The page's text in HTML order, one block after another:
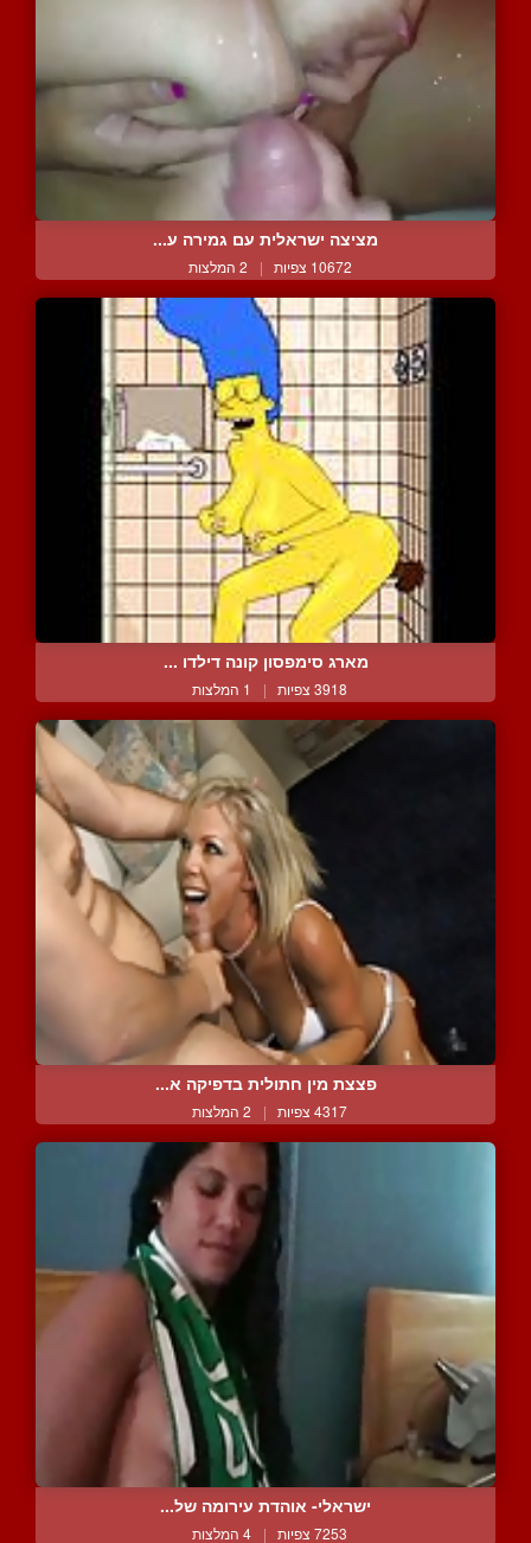
מציצה ישראלית עם גמירה ע...
10672 צפיות | 2 המלצות
מארג סימפסון קונה דילדו ...
3918 צפיות | 1 המלצות
פצצת מין חתולית בדפיקה א...
4317 צפיות | 2 המלצות
ישראלי- אוהדת עירומה של...
7253 צפיות | 4 המלצות